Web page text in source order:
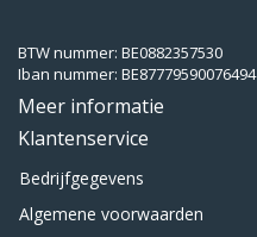
BTW nummer: BE0882357530
Iban nummer: BE87779590076494
Meer informatie
Klantenservice
Bedrijfgegevens
Algemene voorwaarden